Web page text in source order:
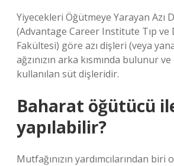
Yiyecekleri Öğütmeye Yarayan Azı
(Advantage Career Institute Tıp ve
Fakültesi) göre azı dişleri (veya
ağzınızın arka kısmında bulunur
kullanılan süt dişleridir.
Baharat öğütücü
yapılabilir?
Mutfağınızın yardımcılarından